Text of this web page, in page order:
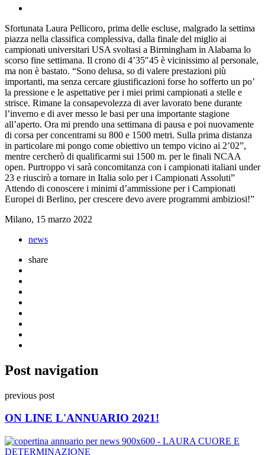
Sfortunata Laura Pellicoro, prima delle escluse, malgrado la settima
piazza nella classifica complessiva, dalla finale del miglio ai
campionati universitari USA svoltasi a Birmingham in Alabama lo
scorso fine settimana. Il crono di 4’35″45 è vicinissimo al personale,
ma non è bastato. “Sono delusa, so di valere prestazioni più
importanti, ma senza cercare giustificazioni forse ho sofferto un po’
la pressione e le aspettative per i miei primi campionati a stelle e
strisce. Rimane la consapevolezza di aver lavorato bene durante
l’inverno e di aver messo le basi per una importante stagione
all’aperto. Ora mi prendo una settimana di pausa e poi nuovamente
di corsa per concentrami su 800 e 1500 metri. Sulla prima distanza
in particolare mi pongo come obiettivo un tempo vicino ai 2’02”,
mentre cercherò di qualificarmi sui 1500 m. per le finali NCAA
open. Purtroppo vi sarà concomitanza con i campionati italiani under
23 e riuscirò a tornare in Italia solo per i Campionati Assoluti”
Attendo di conoscere i minimi d’ammissione per i Campionati
Europei di Berlino, per crescere devo avere programmi ambiziosi!”
Milano, 15 marzo 2022
news
share
Post navigation
previous post
ON LINE L'ANNUARIO 2021!